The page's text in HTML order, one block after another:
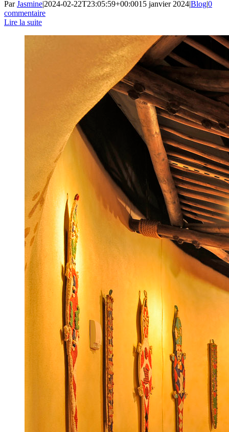
ParJasmine|2024-02-22T23:05:59+00:0015 janvier 2024|Blog|0
commentaire
Lire la suite